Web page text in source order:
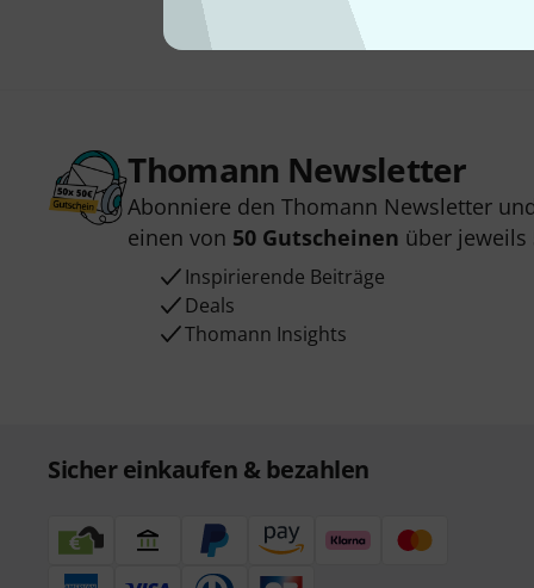
Thomann Newsletter
Abonniere den Thomann Newsletter
einen von 50 Gutscheinen über jeweils
Inspirierende Beiträge
Deals
Thomann Insights
Sicher einkaufen & bezahlen